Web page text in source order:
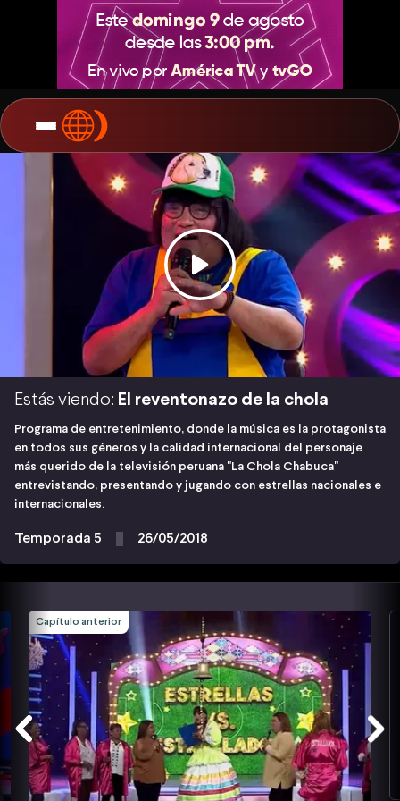
Estás viendo: El reventonazo de la chola
Programa de entretenimiento, donde la música es la protagonista
en todos sus géneros y la calidad internacional del personaje
más querido de la televisión peruana "La Chola Chabuca"
entrevistando, presentando y jugando con estrellas nacionales e
internacionales.
Temporada 5 26/05/2018
Capítulo anterior